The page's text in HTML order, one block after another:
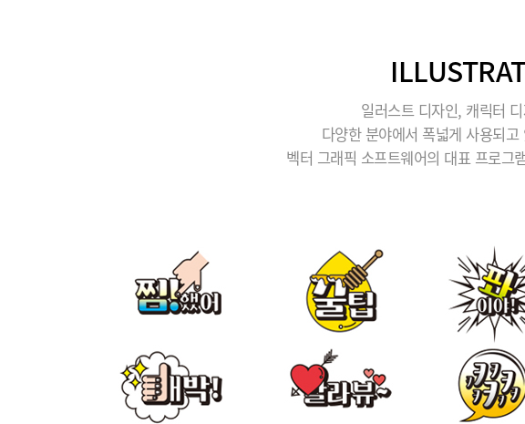
일러스트 디자인, 캐릭터
다양한 분야에서 폭넓게 사용되
벡터 그래픽 소프트웨어의 대표 프로그